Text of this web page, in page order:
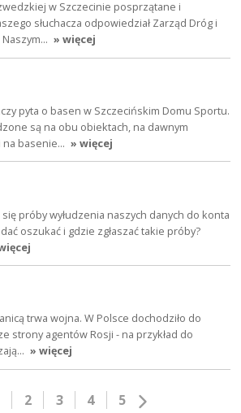
w Szczecinie posprzątane i
słuchacza odpowiedział Zarząd Dróg i
» więcej
pyta o basen w Szczecińskim Domu Sportu.
są na obu obiektach, na dawnym
na basenie… » więcej
próby wyłudzenia naszych danych do konta
oszukać i gdzie zgłaszać takie próby?
trwa wojna. W Polsce dochodziło do
strony agentów Rosji - na przykład do
» więcej
2 3 4 5